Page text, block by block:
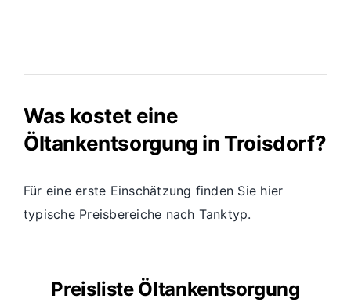
Was kostet eine
Öltankentsorgung in Troisdorf?
Für eine erste Einschätzung finden Sie hier
typische Preisbereiche nach Tanktyp.
Preisliste Öltankentsorgung